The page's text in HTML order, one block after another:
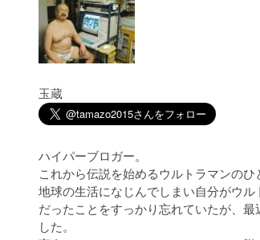
玉蔵
ハイパーブロガー。
これから伝説を始めるウルトラマンのひ
地球の生活になじんでしまい自分がウル
だったことをすっかり忘れていたが、最
した。